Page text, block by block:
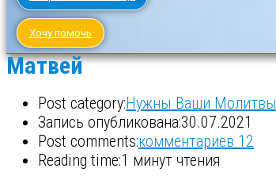
Хочу помочь
Матвей
Post category:Нужны Ваши Молитвы
Запись опубликована:30.07.2021
Post comments:комментариев 12
Reading time:1 минут чтения